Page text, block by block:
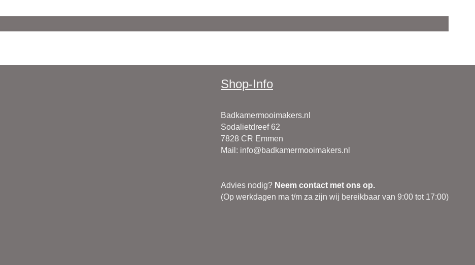
Shop-Info
Badkamermooimakers.nl
Sodalietdreef 62
7828 CR Emmen
Mail : info@badkamermooimakers.nl
Advies nodig? Neem contact met ons op.
(Op werkdagen ma t/m za zijn wij bereikbaar van 9:00 tot 17:00)